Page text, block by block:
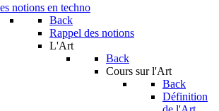
notions en techno
Back
Rappel des notions
L'Art
Back
Cours sur l'Art
Back
Définition